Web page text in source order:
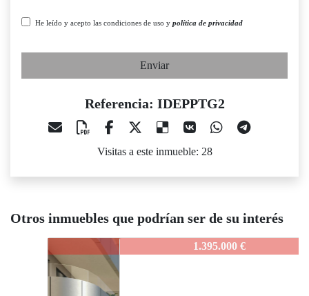
He leído y acepto las condiciones de uso y política de privacidad
Enviar
Referencia: IDEPPTG2
Visitas a este inmueble: 28
Otros inmuebles que podrían ser de su interés
IDEPPTG2